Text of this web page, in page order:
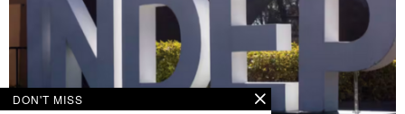
DON'T MISS